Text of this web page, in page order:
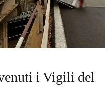
i Vigili del